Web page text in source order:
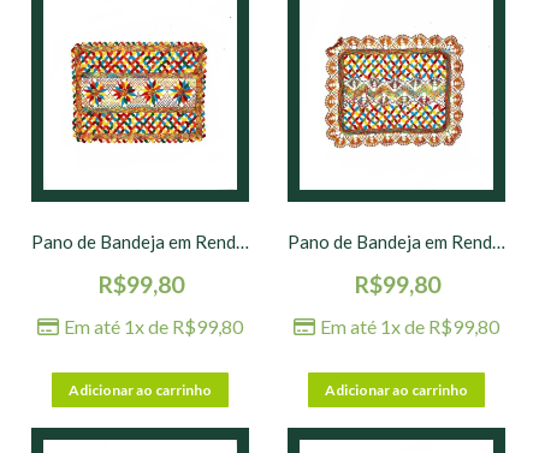
Pano de Bandeja em Renda de Bilro nº 01 – 40 x 30 cm
R$99,80
Em até 1x de R$99,80
Adicionar ao carrinho
Pano de Bandeja em Renda de Bilro nº 02 – 40 x 30 cm
R$99,80
Em até 1x de R$99,80
Adicionar ao carrinho